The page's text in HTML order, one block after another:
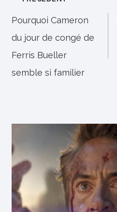
de
l’article
Pourquoi Cameron
du jour de congé de
Ferris Bueller
semble si familier